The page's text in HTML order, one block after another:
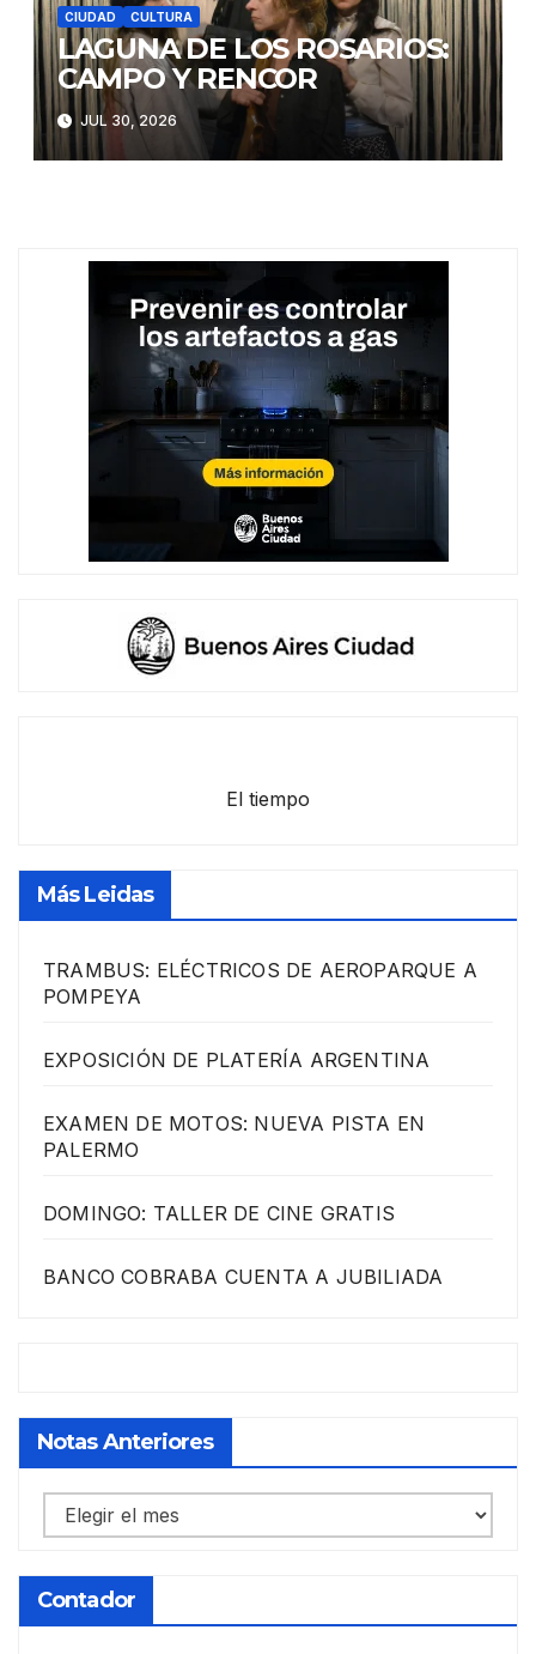
CIUDAD CULTURA
LAGUNA DE LOS ROSARIOS:
CAMPO Y RENCOR
JUL 30, 2026
El tiempo
Más Leidas
TRAMBUS: ELÉCTRICOS DE AEROPARQUE A
POMPEYA
EXPOSICIÓN DE PLATERÍA ARGENTINA
EXAMEN DE MOTOS: NUEVA PISTA EN
PALERMO
DOMINGO: TALLER DE CINE GRATIS
BANCO COBRABA CUENTA A JUBILIADA
Notas Anteriores
Notas
anteriores
Contador